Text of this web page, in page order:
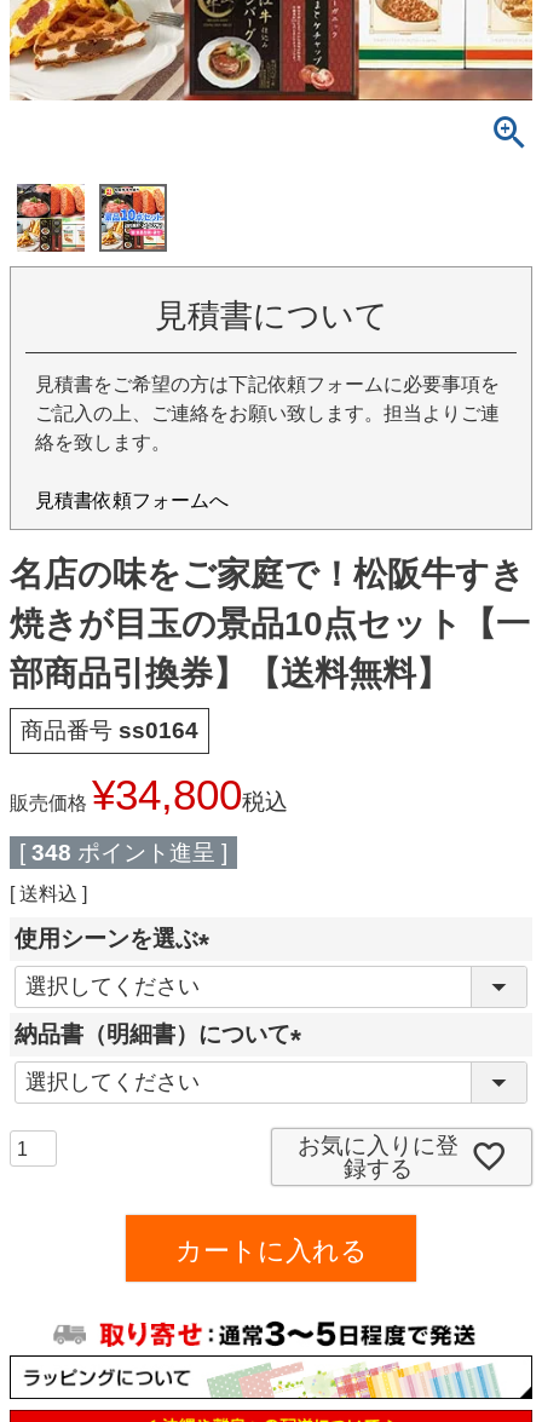
見積書について
見積書をご希望の方は下記依頼フォームに必要事項を
ご記入の上、ご連絡をお願い致します。担当よりご連
絡を致します。
見積書依頼フォームへ
名店の味をご家庭で！松阪牛すき
焼きが目玉の景品10点セット【一
部商品引換券】【送料無料】
商品番号 ss0164
販売価格 ¥34,800税込
[ 348 ポイント進呈 ]
送料込
使用シーンを選ぶ
必
須
納品書（明細書）について
必
須
お気に入りに登
録する
カートに入れる